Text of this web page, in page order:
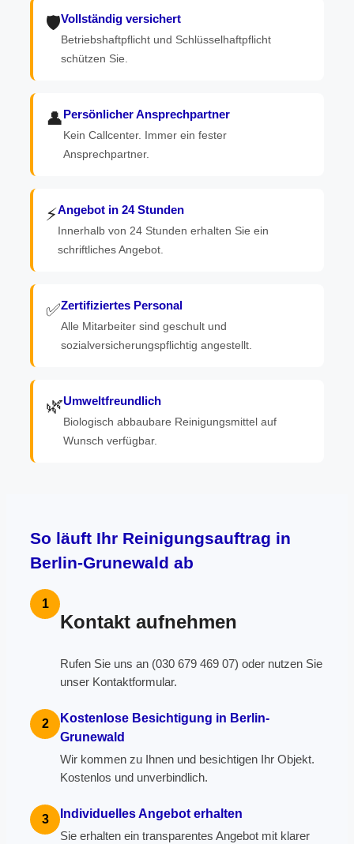
🛡️Vollständig versichert
Betriebshaftpflicht und Schlüsselhaftpflicht
schützen Sie.
👤Persönlicher Ansprechpartner
Kein Callcenter. Immer ein fester
Ansprechpartner.
⚡Angebot in 24 Stunden
Innerhalb von 24 Stunden erhalten Sie ein
schriftliches Angebot.
✅Zertifiziertes Personal
Alle Mitarbeiter sind geschult und
sozialversicherungspflichtig angestellt.
🌿Umweltfreundlich
Biologisch abbaubare Reinigungsmittel auf
Wunsch verfügbar.
So läuft Ihr Reinigungsauftrag in
Berlin-Grunewald ab
1
Kontakt aufnehmen
Rufen Sie uns an (030 679 469 07) oder nutzen Sie
unser Kontaktformular.
2
Kostenlose Besichtigung in Berlin-
Grunewald
Wir kommen zu Ihnen und besichtigen Ihr Objekt.
Kostenlos und unverbindlich.
3 Individuelles Angebot erhalten
Sie erhalten ein transparentes Angebot mit klarer